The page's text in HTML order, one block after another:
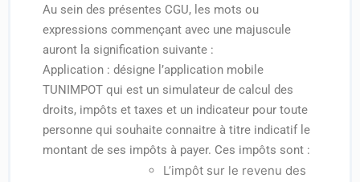
Au sein des présentes CGU, les mots ou
expressions commençant avec une majuscule
auront la signification suivante :
Application : désigne l’application mobile
TUNIMPOT qui est un simulateur de calcul des
droits, impôts et taxes et un indicateur pour toute
personne qui souhaite connaitre à titre indicatif le
montant de ses impôts à payer. Ces impôts sont :
L’impôt sur le revenu des